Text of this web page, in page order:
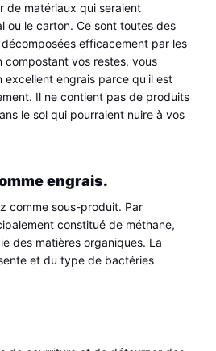
de matériaux qui seraient
ou le carton. Ce sont toutes des
efficacement par les
compostant vos restes, vous
excellent engrais parce qu'il est
Il ne contient pas de produits
le sol qui pourraient nuire à vos
engrais.
comme sous-produit. Par
constitué de méthane,
des matières organiques. La
et du type de bactéries